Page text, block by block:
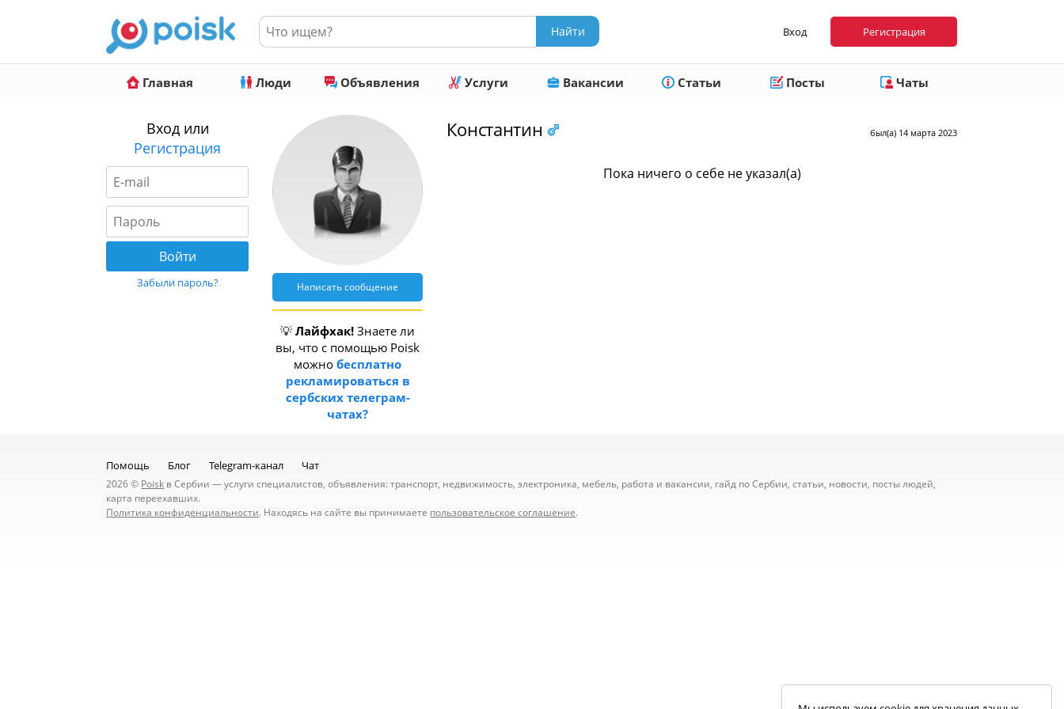
Вход Регистрация
Главная Люди Объявления Услуги Вакансии Статьи Посты Чаты
Вход или
Регистрация
Забыли пароль? Написать сообщение
💡Лайфхак! Знаете ли
вы, что с помощью Poisk
можнобесплатно
рекламироваться в
сербских телеграм-
чатах?
был(а) 14 марта 2023
Константин
Пока ничего о себе не указал(а)
Помощь Блог Telegram-канал Чат
2026 © Poisk в Сербии — услуги специалистов, объявления: транспорт, недвижимость, электроника, мебель, работа и вакансии, гайд по Сербии, статьи, новости, посты людей,
карта переехавших.
Политика конфиденциальности. Находясь на сайте вы принимаете пользовательское соглашение.